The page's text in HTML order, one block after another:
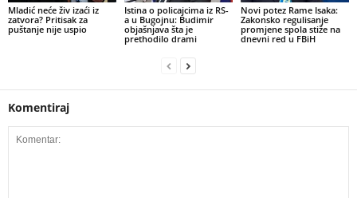
​Mladić neće živ izaći iz
zatvora? Pritisak za
puštanje nije uspio
Istina o policajcima iz RS-
a u Bugojnu: Budimir
objašnjava šta je
prethodilo drami
Novi potez Rame Isaka:
Zakonsko regulisanje
promjene spola stiže na
dnevni red u FBiH
Komentiraj